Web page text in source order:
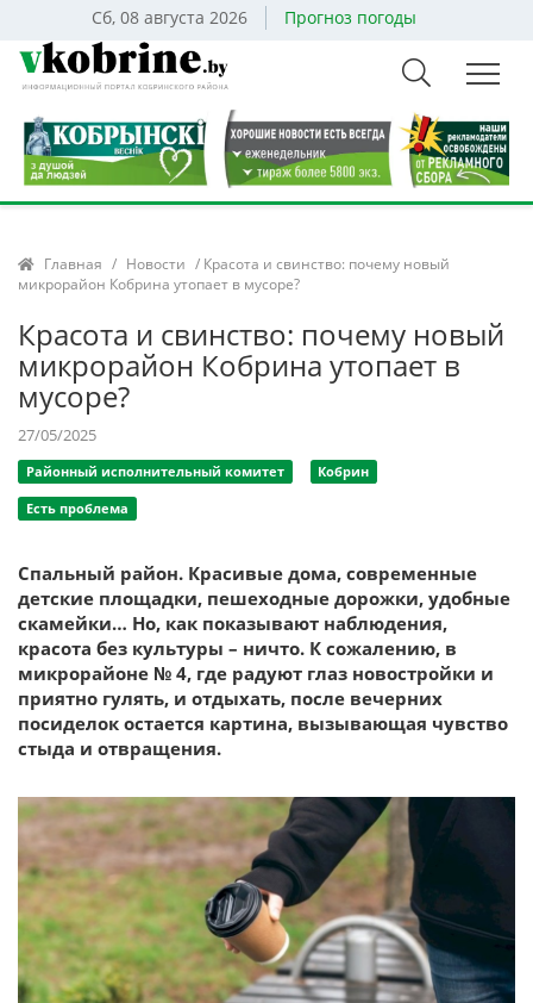
Сб, 08 августа 2026 Прогноз погоды
Главная / Новости / Красота и свинство: почему новый
микрорайон Кобрина утопает в мусоре?
Красота и свинство: почему новый
микрорайон Кобрина утопает в
мусоре?
27/05/2025
Районный исполнительный комитет Кобрин
Есть проблема
Спальный район. Красивые дома, современные
детские площадки, пешеходные дорожки, удобные
скамейки… Но, как показывают наблюдения,
красота без культуры – ничто. К сожалению, в
микрорайоне № 4, где радуют глаз новостройки и
приятно гулять, и отдыхать, после вечерних
посиделок остается картина, вызывающая чувство
стыда и отвращения.